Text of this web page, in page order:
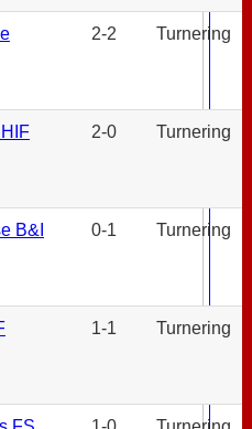
2-2 Turnering
2-0 Turnering
B&I 0-1 Turnering
1-1 Turnering